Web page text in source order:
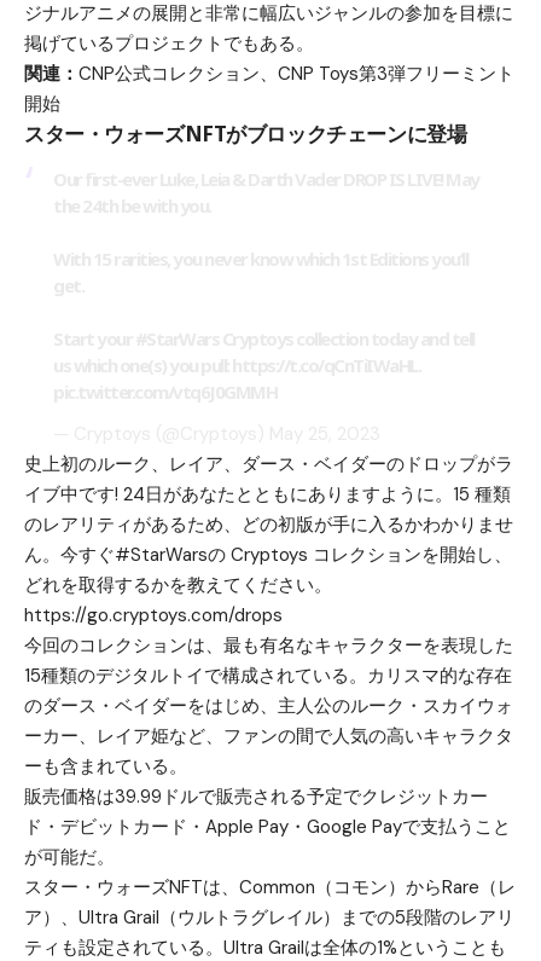
ジナルアニメの展開と非常に幅広いジャンルの参加を目標に
掲げているプロジェクトでもある。
関連： CNP公式コレクション、CNP Toys第3弾フリーミント
開始
スター・ウォーズNFTがブロックチェーンに登場
史上初のルーク、レイア、ダース・ベイダーのドロップがラ
イブ中です! 24日があなたとともにありますように。15 種類
のレアリティがあるため、どの初版が手に入るかわかりませ
ん。今すぐ#StarWarsの Cryptoys コレクションを開始し、
どれを取得するかを教えてください。
https://go.cryptoys.com/drops
今回のコレクションは、最も有名なキャラクターを表現した
15種類のデジタルトイで構成されている。カリスマ的な存在
のダース・ベイダーをはじめ、主人公のルーク・スカイウォ
ーカー、レイア姫など、ファンの間で人気の高いキャラクタ
ーも含まれている。
販売価格は39.99ドルで販売される予定でクレジットカー
ド・デビットカード・Apple Pay・Google Payで支払うこと
が可能だ。
スター・ウォーズNFTは、Common（コモン）からRare（レ
ア）、Ultra Grail（ウルトラグレイル）までの5段階のレアリ
ティも設定されている。Ultra Grailは全体の1%ということも